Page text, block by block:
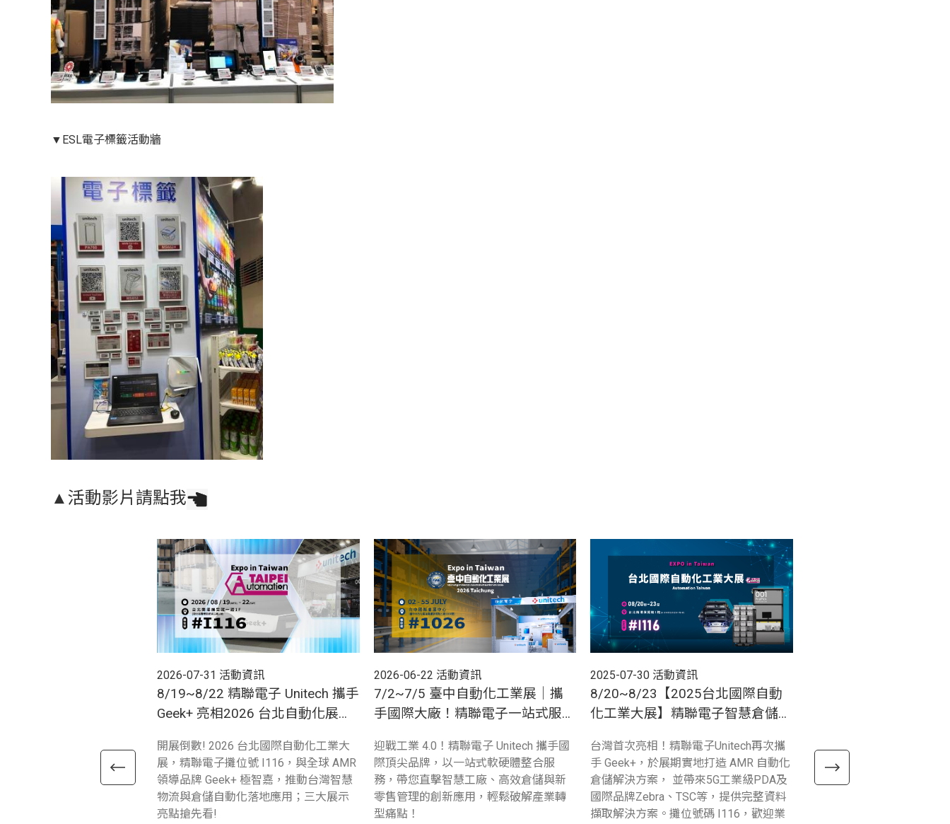
▼ESL電子標籤活動牆
▲活動影片 請點我
2026-07-31 活動資訊
8/19~8/22 精聯電子 Unitech 攜手
Geek+ 亮相2026 台北自動化展，
開展倒數! 2026 台北國際自動化工業大
展，精聯電子攤位號 I116，與全球 AMR
領導品牌 Geek+ 極智嘉，推動台灣智慧
物流與倉儲自動化落地應用；三大展示
亮點搶先看!
2026-06-22 活動資訊
7/2~7/5 臺中自動化工業展｜攜
手國際大廠！精聯電子一站式服務
迎戰工業 4.0！精聯電子 Unitech 攜手國
際頂尖品牌，以一站式軟硬體整合服
務，帶您直擊智慧工廠、高效倉儲與新
零售管理的創新應用，輕鬆破解產業轉
型痛點！
2025-07-30 活動資訊
8/20~8/23【2025台北國際自動
化工業大展】精聯電子智慧倉儲再
展示！
台灣首次亮相！精聯電子Unitech再次攜
手 Geek+，於展期實地打造 AMR 自動化
倉儲解決方案， 並帶來5G工業級PDA及
國際品牌Zebra、TSC等，提供完整資料
擷取解決方案。攤位號碼 I116，歡迎業
中自動化工業展，展示一系
與倉儲物流應用方案，地點